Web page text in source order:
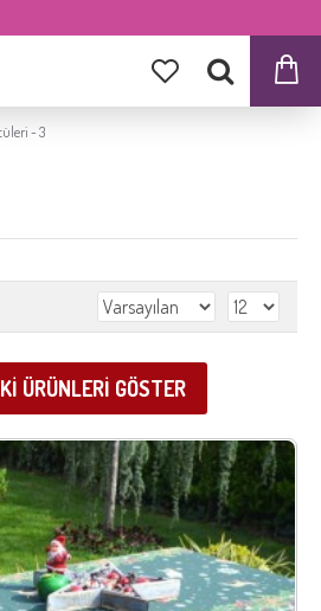
- 3
ÜRÜNLERI GÖSTER